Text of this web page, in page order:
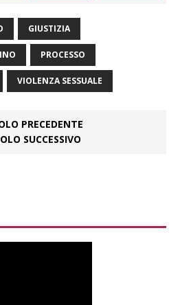
GIUSTIZIA
PROCESSO
VIOLENZA SESSUALE
PRECEDENTE
SUCCESSIVO